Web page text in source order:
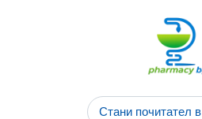
Стани почитател